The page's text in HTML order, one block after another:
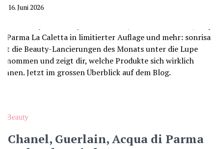
16. Juni 2026
Beauty
Chanel, Guerlain, Acqua di Parma